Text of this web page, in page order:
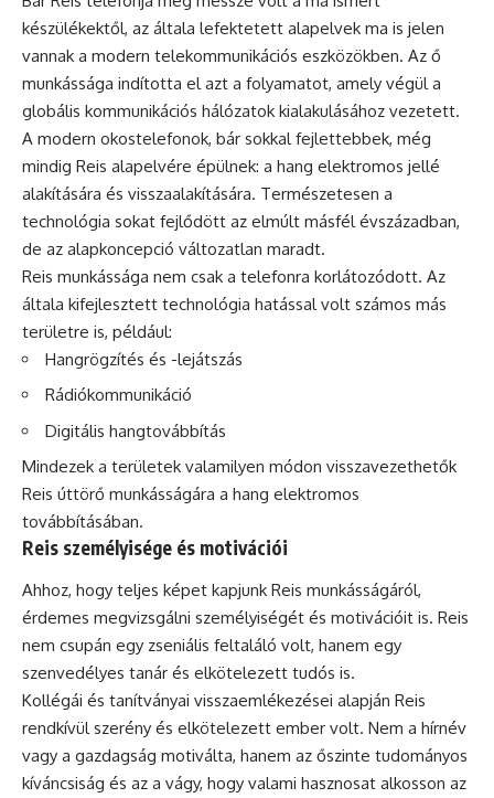
készülékektől, az általa lefektetett alapelvek ma is jelen
vannak a modern telekommunikációs eszközökben. Az ő
munkássága indította el azt a folyamatot, amely végül a
globális kommunikációs hálózatok kialakulásához vezetett.
A modern okostelefonok, bár sokkal fejlettebbek, még
mindig Reis alapelvére épülnek: a hang elektromos jellé
alakítására és visszaalakítására. Természetesen a
technológia sokat fejlődött az elmúlt másfél évszázadban,
de az alapkoncepció változatlan maradt.
Reis munkássága nem csak a telefonra korlátozódott. Az
általa kifejlesztett technológia hatással volt számos más
területre is, például:
Hangrögzítés és -lejátszás
Rádiókommunikáció
Digitális hangtovábbítás
Mindezek a területek valamilyen módon visszavezethetők
Reis úttörő munkásságára a hang elektromos
továbbításában.
Reis személyisége és motivációi
Ahhoz, hogy teljes képet kapjunk Reis munkásságáról,
érdemes megvizsgálni személyiségét és motivációit is. Reis
nem csupán egy zseniális feltaláló volt, hanem egy
szenvedélyes tanár és elkötelezett tudós is.
Kollégái és tanítványai visszaemlékezései alapján Reis
rendkívül szerény és elkötelezett ember volt. Nem a hírnév
vagy a gazdagság motiválta, hanem az őszinte tudományos
kíváncsiság és az a vágy, hogy valami hasznosat alkosson az